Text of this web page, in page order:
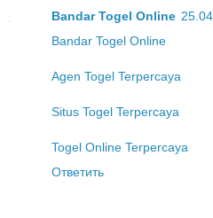
Bandar Togel Online
Bandar Togel Online
Agen Togel Terpercaya
Situs Togel Terpercaya
Togel Online Terpercaya
Ответить